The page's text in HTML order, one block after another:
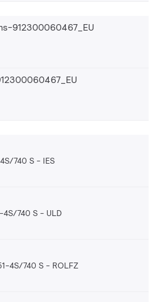
912300060467_EU
740 S IES
4S/740 S ULD
4S/740 S ROLFZ